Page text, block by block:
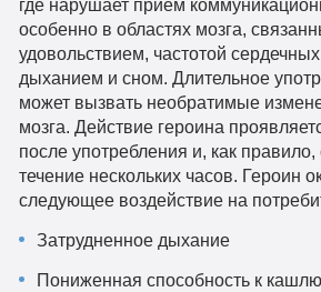
где нарушает прием
особенно в областях мозга,
удовольствием, частотой
дыханием и сном. Длительное
может вызвать необратимые
мозга. Действие героина
после употребления и, как правило,
течение нескольких часов. Героин
следующее воздействие на
Затрудненное дыхание
Пониженная способность к кашлю